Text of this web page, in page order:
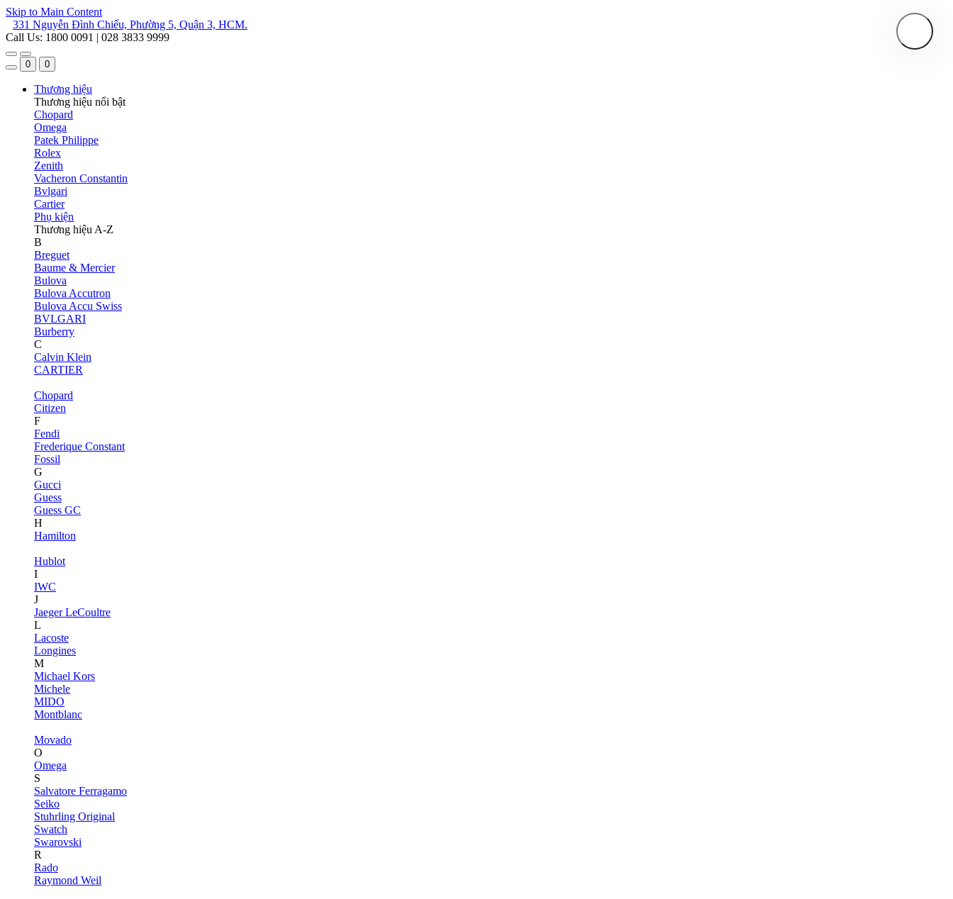
Skip to Main Content
331 Nguyễn Đình Chiểu, Phường 5, Quận 3, HCM.
Call Us: 1800 0091 | 028 3833 9999
0 0
Thương hiệu
Thương hiệu nổi bật
Chopard
Omega
Patek Philippe
Rolex
Zenith
Vacheron Constantin
Bvlgari
Cartier
Phụ kiện
Thương hiệu A-Z
B
Breguet
Baume & Mercier
Bulova
Bulova Accutron
Bulova Accu Swiss
BVLGARI
Burberry
C
Calvin Klein
CARTIER
Chopard
Citizen
F
Fendi
Frederique Constant
Fossil
G
Gucci
Guess
Guess GC
H
Hamilton
Hublot
I
IWC
J
Jaeger LeCoultre
L
Lacoste
Longines
M
Michael Kors
Michele
MIDO
Montblanc
Movado
O
Omega
S
Salvatore Ferragamo
Seiko
Stuhrling Original
Swatch
Swarovski
R
Rado
Raymond Weil